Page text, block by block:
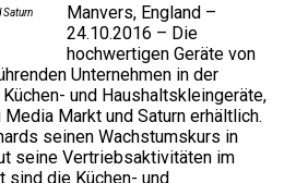
Manvers, England –
24.10.2016 – Die
hochwertigen Geräte von
Unternehmen in der
und Haushaltskleingeräte,
Markt und Saturn erhältlich.
seinen Wachstumskurs in
seine Vertriebsaktivitäten im
sind die Küchen- und